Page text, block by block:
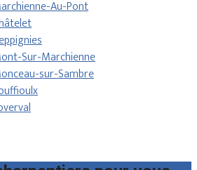
Au-Pont
Sur-Marchienne
sur-Sambre